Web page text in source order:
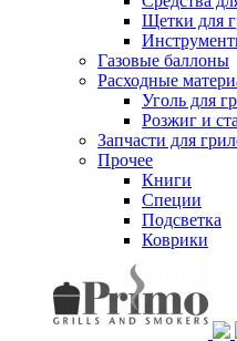
Щетки для
Газовые баллоны
Расходные
Уголь для
Розжиг и
Запчасти для
Прочее
Книги
Специи
Подсветка
Коврики